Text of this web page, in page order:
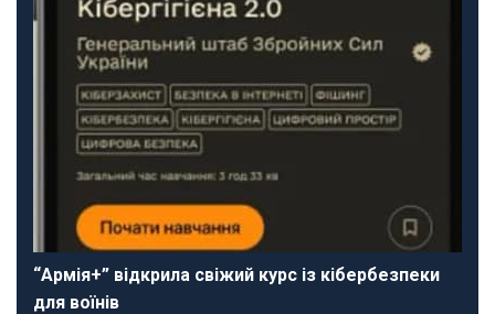
“Армія+” відкрила свіжий курс із кібербезпеки
для воїнів